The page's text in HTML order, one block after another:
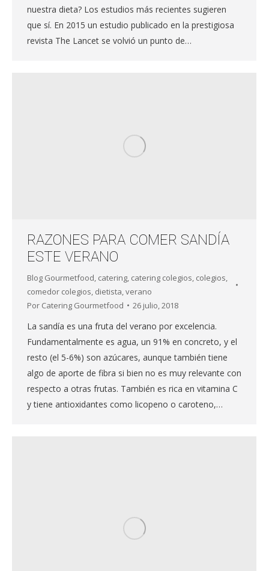
nuestra dieta? Los estudios más recientes sugieren
que sí. En 2015 un estudio publicado en la prestigiosa
revista The Lancet se volvió un punto de…
RAZONES PARA COMER SANDÍA
ESTE VERANO
Blog Gourmetfood catering catering colegios colegios
comedor colegios dietista verano
Por Catering Gourmetfood 26 julio, 2018
La sandía es una fruta del verano por excelencia.
Fundamentalmente es agua, un 91% en concreto, y el
resto (el 5-6%) son azúcares, aunque también tiene
algo de aporte de fibra si bien no es muy relevante con
respecto a otras frutas. También es rica en vitamina C
y tiene antioxidantes como licopeno o caroteno,…